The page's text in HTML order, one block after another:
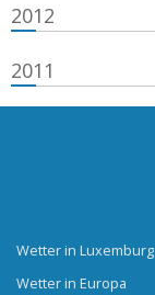
2012
2011
Wetter in Luxemburg
Wetter in Europa